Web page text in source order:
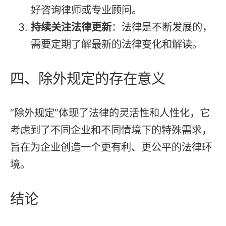
好咨询律师或专业顾问。
持续关注法律更新：法律是不断发展的，
需要定期了解最新的法律变化和解读。
四、除外规定的存在意义
“除外规定”体现了法律的灵活性和人性化，它
考虑到了不同企业和不同情境下的特殊需求，
旨在为企业创造一个更有利、更公平的法律环
境。
结论